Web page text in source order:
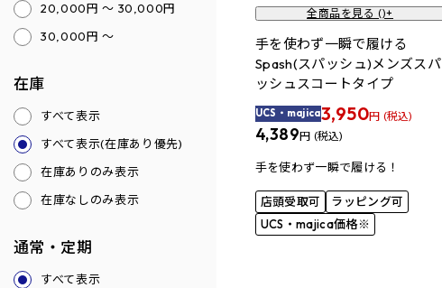
20,000円 ～ 30,000円
30,000円 ～
在庫
すべて表示
すべて表示(在庫あり優先)
在庫ありのみ表示
在庫なしのみ表示
通常・定期
すべて表示
全商品を見る ()+
手を使わず一瞬で履ける
Spash(スパッシュ)メンズスパ
ッシュスコートタイプ
UCS・majica3,950円 (税込)
4,389円 (税込)
手を使わず一瞬で履ける！
店頭受取可
ラッピング可
UCS・majica価格※